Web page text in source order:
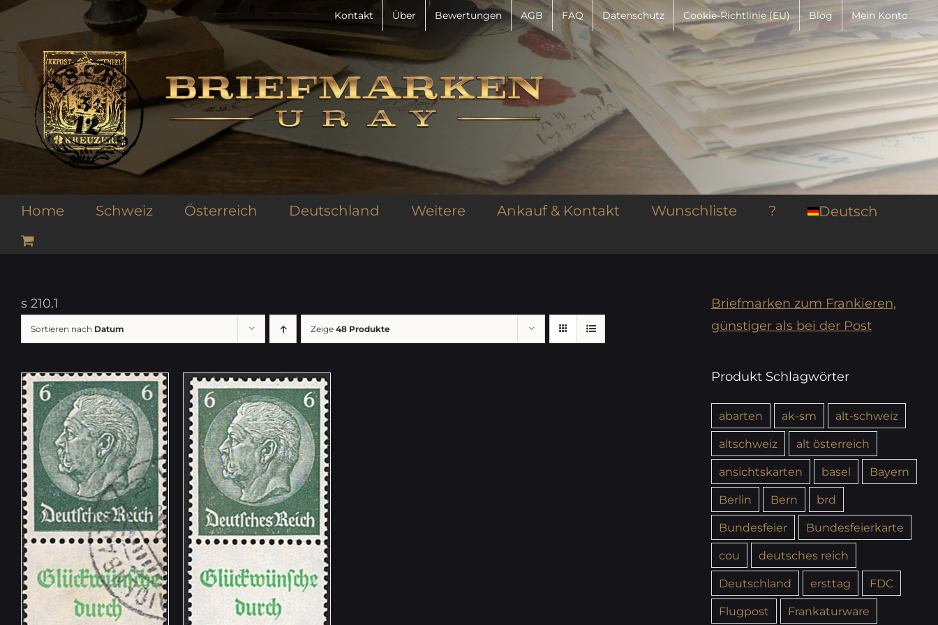
Zum
springen
Kontakt Über Bewertungen AGB FAQ Datenschutz Cookie-Richtlinie (EU) Blog Mein Konto
Home Schweiz Österreich Deutschland Weitere Ankauf & Kontakt Wunschliste ? Deutsch
s 210.1
Sortieren nach Datum Zeige 48 Produkte
Briefmarken zum Frankieren,
günstiger als bei der Post
Produkt Schlagwörter
abarten ak-sm
alt-schweiz
altschweiz
alt österreich
ansichtskarten
basel
Bayern
Berlin
Bern
brd
Bundesfeier
Bundesfeierkarte
cou
deutsches reich
Deutschland
ersttag
FDC
Flugpost
Frankaturware